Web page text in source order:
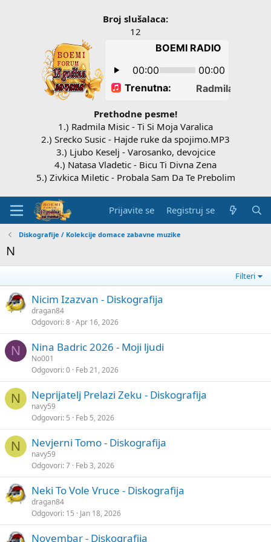
Broj slušalaca:
12
Prethodne pesme!
1.) Radmila Misic - Ti Si Moja Varalica
2.) Srecko Susic - Hajde ruke da spojimo.MP3
3.) Ljubo Keselj - Varosanko, devojcice
4.) Natasa Vladetic - Bicu Ti Divna Zena
5.) Zivkica Miletic - Probala Sam Da Te Prebolim
Prijavite se Registruj se
Diskografije / Kolekcije domace zabavne muzike
N
Filteri
Nicim Izazvan - Diskografija
dragan84
Odgovori 8 Apr 16, 2026
N Nina Badric 2026 - Moji ljudi
No001
Odgovori 0 Feb 21, 2026
N Neprijatelj Prelazi Zeku - Diskografija
navy59
Odgovori 5 Feb 5, 2026
N Nevjerni Tomo - Diskografija
navy59
Odgovori 7 Feb 3, 2026
Neki To Vole Vruce - Diskografija
dragan84
Odgovori 15 Jan 18, 2026
Novembar - Diskografija